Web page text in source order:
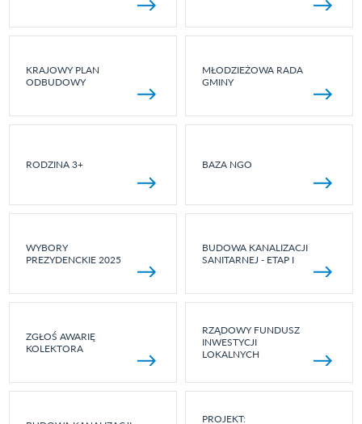
KRAJOWY PLAN
ODBUDOWY
MŁODZIEŻOWA RADA
GMINY
RODZINA 3+ BAZA NGO
WYBORY
PREZYDENCKIE 2025
BUDOWA KANALIZACJI
SANITARNEJ - ETAP I
ZGŁOŚ AWARIĘ
KOLEKTORA
RZĄDOWY FUNDUSZ
INWESTYCJI
LOKALNYCH
PROJEKT: